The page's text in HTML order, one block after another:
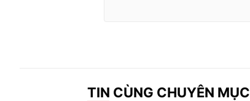
TIN CÙNG CHUYÊN MỤC